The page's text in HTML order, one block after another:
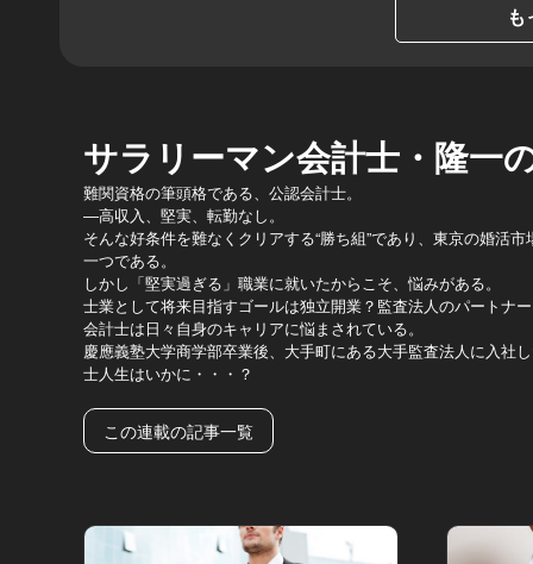
サラリーマン会計士・隆一
難関資格の筆頭格である、公認会計士。
―高収入、堅実、転勤なし。
そんな好条件を難なくクリアする“勝ち組”であり、東京の婚活
一つである。
しかし「堅実過ぎる」職業に就いたからこそ、悩みがある。
士業として将来目指すゴールは独立開業？監査法人のパートナ
会計士は日々自身のキャリアに悩まされている。
慶應義塾大学商学部卒業後、大手町にある大手監査法人に入社
士人生はいかに・・・？
この連載の記事一覧